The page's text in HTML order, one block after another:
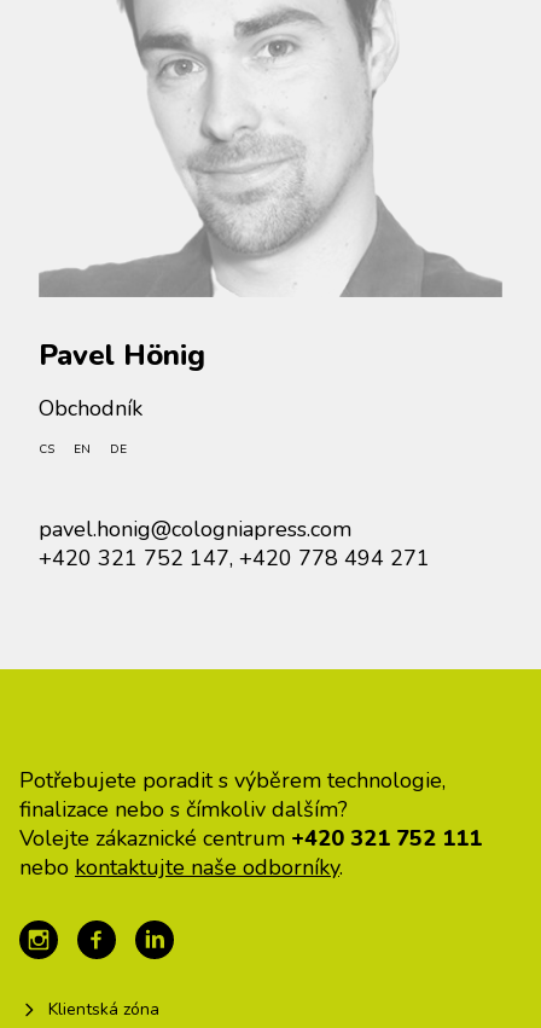
Pavel Hönig
Obchodník
CS EN DE
pavel.honig@cologniapress.com
+420 321 752 147, +420 778 494 271
Potřebujete poradit s výběrem technologie,
finalizace nebo s čímkoliv dalším?
Volejte zákaznické centrum +420 321 752 111
nebo kontaktujte naše odborníky.
Klientská zóna